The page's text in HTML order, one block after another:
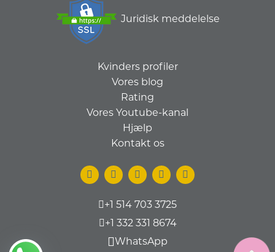
Juridisk meddelelse
Kvinders profiler
Vores blog
Rating
Vores Youtube-kanal
Hjælp
Kontakt os
+1 514 703 3725
+1 332 331 8674
WhatsApp